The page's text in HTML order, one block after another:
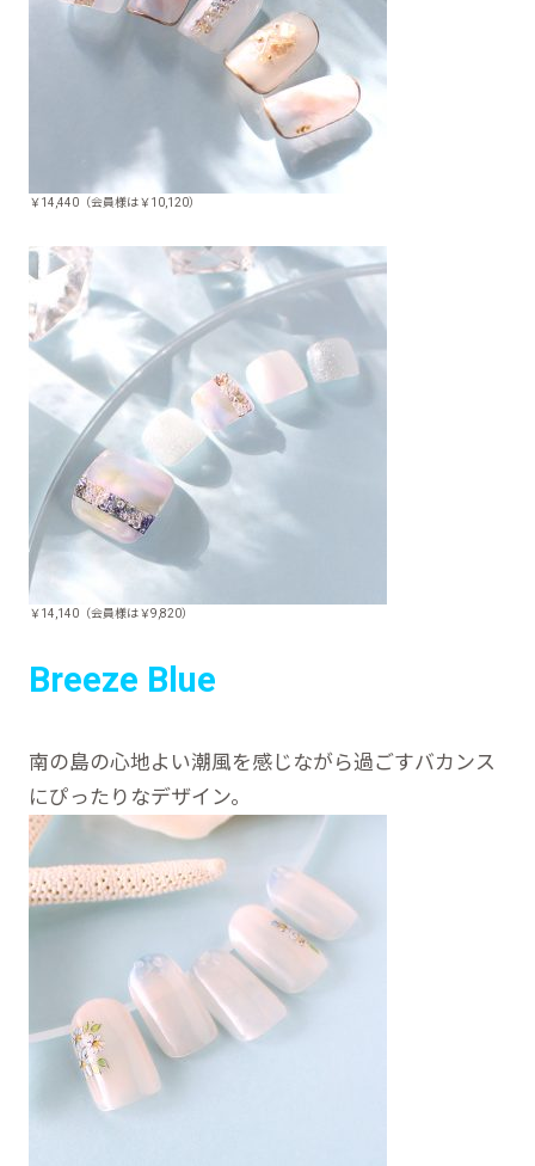
￥14,440（会員様は￥10,120）
￥14,140（会員様は￥9,820）
Breeze Blue
南の島の心地よい潮風を感じながら過ごすバカンス
にぴったりなデザイン。